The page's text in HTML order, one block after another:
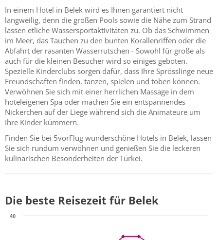
In einem Hotel in Belek wird es Ihnen garantiert nicht
langweilig, denn die großen Pools sowie die Nähe zum Strand
lassen etliche Wassersportaktivitäten zu. Ob das Schwimmen
im Meer, das Tauchen zu den bunten Korallenriffen oder die
Abfahrt der rasanten Wasserrutschen - Sowohl für große als
auch für die kleinen Besucher wird so einiges geboten.
Spezielle Kinderclubs sorgen dafür, dass Ihre Sprösslinge neue
Freundschaften finden, tanzen, spielen und toben können.
Verwöhnen Sie sich mit einer herrlichen Massage in dem
hoteleigenen Spa oder machen Sie ein entspannendes
Nickerchen auf der Liege während sich die Animateure um
Ihre Kinder kümmern.
Finden Sie bei 5vorFlug wunderschöne Hotels in Belek, lassen
Sie sich rundum verwöhnen und genießen Sie die leckeren
kulinarischen Besonderheiten der Türkei.
Die beste Reisezeit für Belek
40